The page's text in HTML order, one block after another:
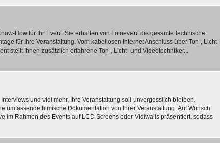
How für Ihr Event. Sie erhalten von Fotoevent die gesamte technische
für Ihre Veranstaltung. Vom kabellosen Internet Anschluss über Ton-, Licht-
stellt Ihnen zusätzlich erfahrene Ton-, Licht- und Videotechniker...
und viel mehr, Ihre Veranstaltung soll unvergesslich bleiben.
umfassende filmische Dokumentation von Ihrer Veranstaltung. Auf Wunsch
im Rahmen des Events auf LCD Screens oder Vidiwalls präsentiert, sodass